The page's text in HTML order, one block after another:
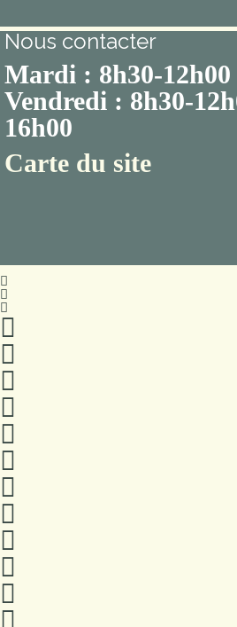
Nous contacter
Mardi : 8h30-12h00
Vendredi : 8h30-
16h00
Carte du site